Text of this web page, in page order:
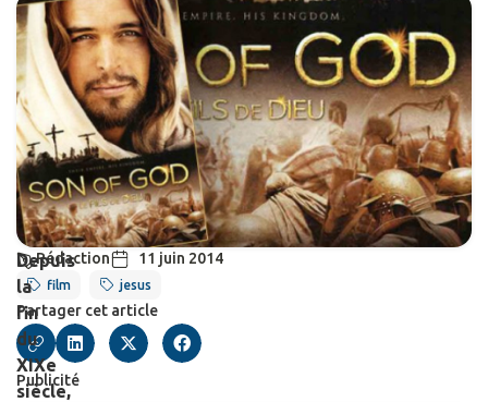
Rédaction 11 juin 2014
film jesus
Partager cet article
Publicité
Depuis
la
fin
du
XIXe
siècle,